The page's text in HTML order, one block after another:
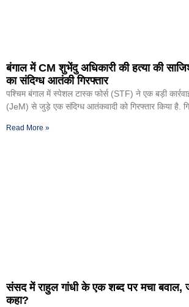
बंगाल में CM शुभेंदु अधिकारी की हत्या की
का संदिग्ध आतंकी गिरफ्तार
पश्चिम बंगाल में स्पेशल टास्क फोर्स (STF) ने एक बड़ी
(JeM) से जुड़े एक संदिग्ध आतंकवादी को गिरफ्तार किया है.
Read More »
संसद में राहुल गांधी के एक शब्द पर मचा बवाल,
कहा?